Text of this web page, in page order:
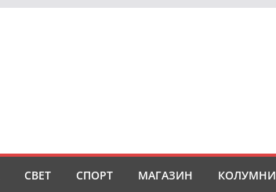
СВЕТ СПОРТ МАГАЗИН КОЛУМНИ